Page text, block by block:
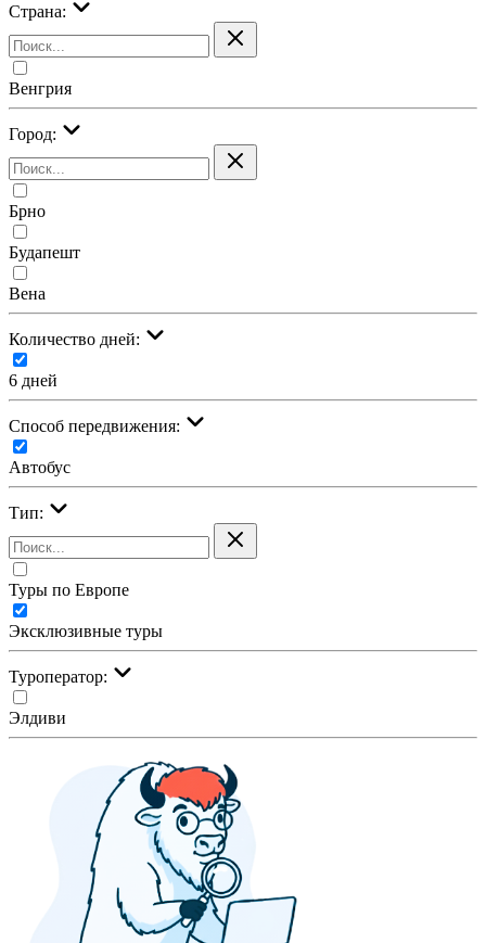
Страна:
Венгрия
Город:
Брно
Будапешт
Вена
Количество дней:
6 дней
Cпособ передвижения:
Автобус
Тип:
Туры по Европе
Эксклюзивные туры
Туроператор:
Элдиви